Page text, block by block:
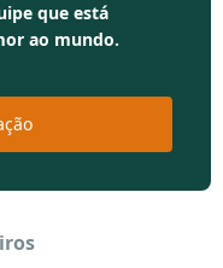
que está
ao mundo.